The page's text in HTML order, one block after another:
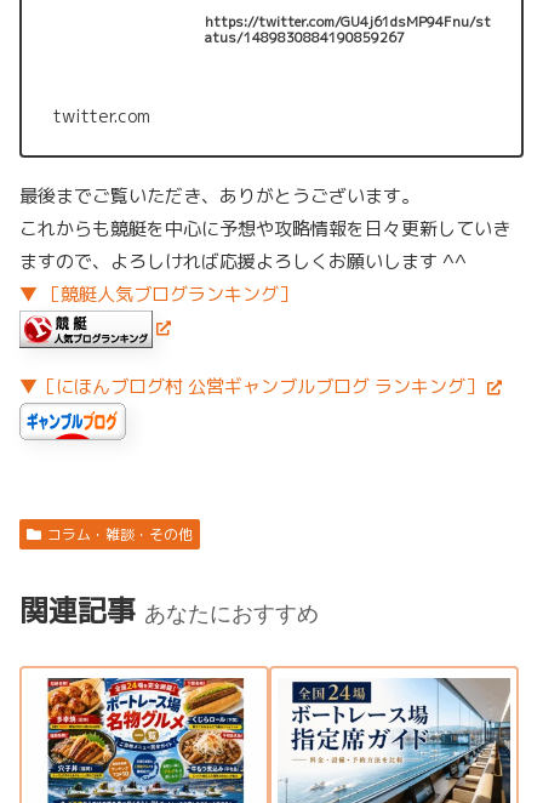
https://twitter.com/GU4j61dsMP94Fnu/st
atus/1489830884190859267
twitter.com
最後までご覧いただき、ありがとうございます。
これからも競艇を中心に予想や攻略情報を日々更新していき
ますので、よろしければ応援よろしくお願いします ^^
▼ ［競艇人気ブログランキング］
▼［にほんブログ村 公営ギャンブルブログ ランキング］
コラム・雑談・その他
関連記事 あなたにおすすめ